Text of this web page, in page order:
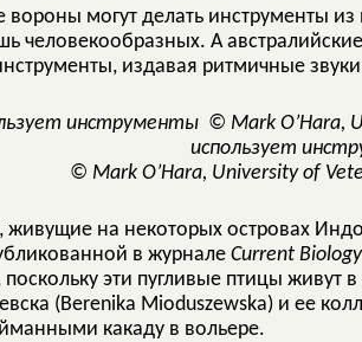
вороны могут делать инструменты
человекообразных. А
издавая ритмичные
использует
© Mark O’Hara, University of
живущие на некоторых островах
в журнале Current Biology
эти пугливые птицы живут
(Berenika Mioduszewska) и ее
какаду в вольере.